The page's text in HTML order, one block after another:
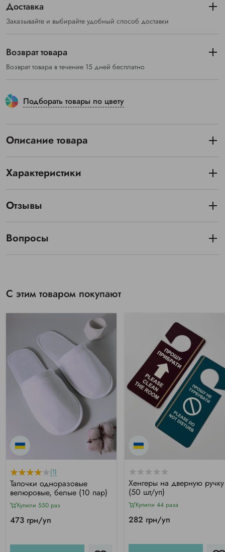
Доставка
Заказывайте и выбирайте удобный способ доставки
Возврат товара
Возврат товара в течение 15 дней бесплатно
Подборать товары по цвету
Описание товара
Характеристики
Отзывы
Вопросы
С этим товаром покупают
(1)
Тапочки одноразовые
велюровые, белые (10 пар)
Купили 550 раз
473 грн/уп
Хенгеры на дверную ручку
(50 шт/уп)
Купили 44 раза
282 грн/уп